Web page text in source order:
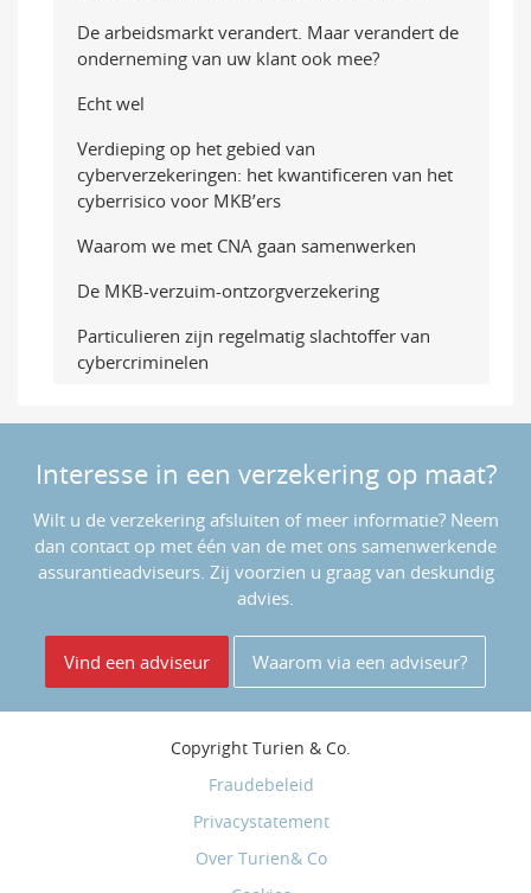
De arbeidsmarkt verandert. Maar verandert de
onderneming van uw klant ook mee?
Echt wel
Verdieping op het gebied van
cyberverzekeringen: het kwantificeren van het
cyberrisico voor MKB’ers
Waarom we met CNA gaan samenwerken
De MKB-verzuim-ontzorgverzekering
Particulieren zijn regelmatig slachtoffer van
cybercriminelen
Interesse in een verzekering op maat?
Wilt u de verzekering afsluiten of meer informatie? Neem
dan contact op met één van de met ons samenwerkende
assurantieadviseurs. Zij voorzien u graag van deskundig
advies.
Vind een adviseur Waarom via een adviseur?
Copyright Turien & Co.
Fraudebeleid
Privacystatement
Over Turien& Co